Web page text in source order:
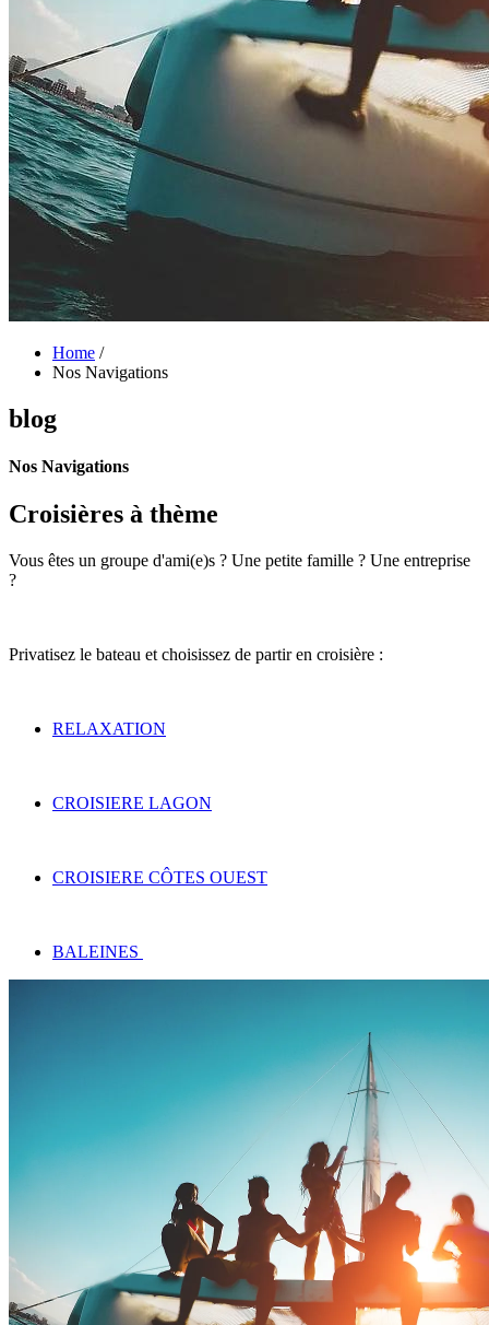
Home /
Nos Navigations
blog
Nos Navigations
Croisières à thème
Vous êtes un groupe d'ami(e)s ? Une petite famille ? Une entreprise
?
Privatisez le bateau et choisissez de partir en croisière :
RELAXATION
CROISIERE LAGON
CROISIERE CÔTES OUEST
BALEINES